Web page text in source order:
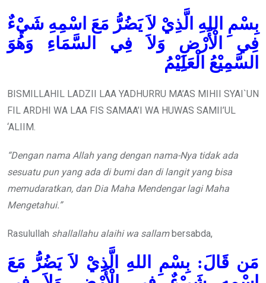
بِسْمِ اللهِ الَّذِيْ لاَ يَضُرُّ مَعَ اسْمِهِ شَيْءٌ
فِي الْأَرْضِ وَلاَ فِي السَّمَاءِ وَهُوَ
السَّمِيْعُ الْعَلِيْمُ
BISMILLAHIL LADZII LAA YADHURRU MA’AS MIHII SYAI`UN
FIL ARDHI WA LAA FIS SAMAA’I WA HUWAS SAMII’UL
‘ALIIM.
“Dengan nama Allah yang dengan nama-Nya tidak ada
sesuatu pun yang ada di bumi dan di langit yang bisa
memudaratkan, dan Dia Maha Mendengar lagi Maha
Mengetahui.”
Rasulullah shallallahu alaihi wa sallambersabda,
مَن قَالَ: بِسْمِ اللهِ الَّذِيْ لاَ يَضُرُّ مَعَ